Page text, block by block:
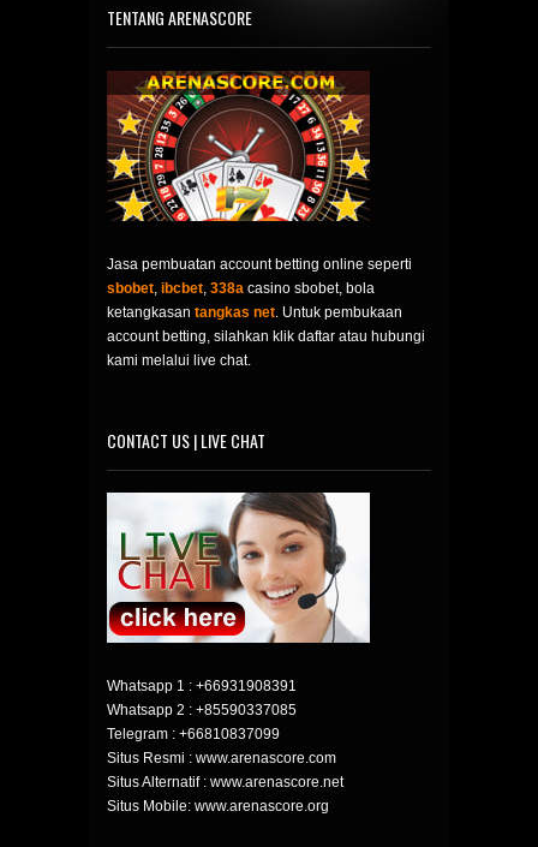
TENTANG ARENASCORE
Jasa pembuatan account betting online seperti
sbobet, ibcbet, 338a casino sbobet, bola
ketangkasan tangkas net. Untuk pembukaan
account betting, silahkan klik daftar atau hubungi
kami melalui live chat.
CONTACT US | LIVE CHAT
Whatsapp 1 : +66931908391
Whatsapp 2 : +85590337085
Telegram : +66810837099
Situs Resmi : www.arenascore.com
Situs Alternatif : www.arenascore.net
Situs Mobile: www.arenascore.org